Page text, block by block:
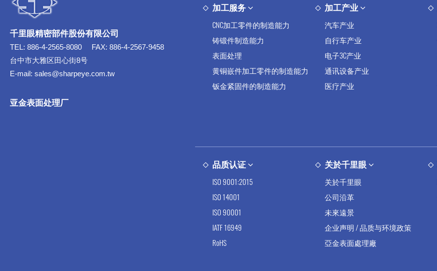
千里眼精密部件股份有限公司
TEL: 886-4-2565-8080 FAX: 886-4-2567-9458
台中市大雅区田心街8号
E-mail: sales@sharpeye.com.tw
亚金表面处理厂
加工服务
CNC加工零件的制造能力
铸锻件制造能力
表面处理
黄铜嵌件加工零件的制造能力
钣金紧固件的制造能力
加工产业
汽车产业
自行车产业
电子3C产业
通讯设备产业
医疗产业
品质认证
ISO 9001:2015
ISO 14001
ISO 90001
IATF 16949
RoHS
关於千里眼
关於千里眼
公司沿革
未來遠景
企业声明 / 品质与环境政策
亞金表面處理廠